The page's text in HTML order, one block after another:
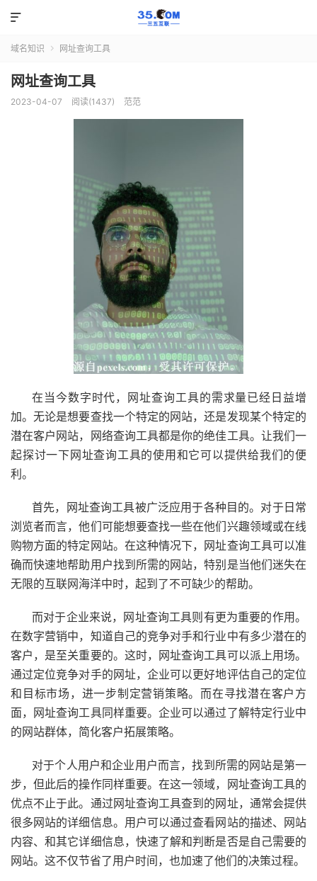

域名知识  网址查询工具
网址查询工具
2023-04-07 阅读(1437) 范范
在当今数字时代，网址查询工具的需求量已经日益增
加。无论是想要查找一个特定的网站，还是发现某个特定的
潜在客户网站，网络查询工具都是你的绝佳工具。让我们一
起探讨一下网址查询工具的使用和它可以提供给我们的便
利。
首先，网址查询工具被广泛应用于各种目的。对于日常
浏览者而言，他们可能想要查找一些在他们兴趣领域或在线
购物方面的特定网站。在这种情况下，网址查询工具可以准
确而快速地帮助用户找到所需的网站，特别是当他们迷失在
无限的互联网海洋中时，起到了不可缺少的帮助。
而对于企业来说，网址查询工具则有更为重要的作用。
在数字营销中，知道自己的竞争对手和行业中有多少潜在的
客户，是至关重要的。这时，网址查询工具可以派上用场。
通过定位竞争对手的网址，企业可以更好地评估自己的定位
和目标市场，进一步制定营销策略。而在寻找潜在客户方
面，网址查询工具同样重要。企业可以通过了解特定行业中
的网站群体，简化客户拓展策略。
对于个人用户和企业用户而言，找到所需的网站是第一
步，但此后的操作同样重要。在这一领域，网址查询工具的
优点不止于此。通过网址查询工具查到的网址，通常会提供
很多网站的详细信息。用户可以通过查看网站的描述、网站
内容、和其它详细信息，快速了解和判断是否是自己需要的
网站。这不仅节省了用户时间，也加速了他们的决策过程。